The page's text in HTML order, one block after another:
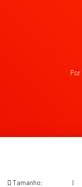
Por
Tamanho: |